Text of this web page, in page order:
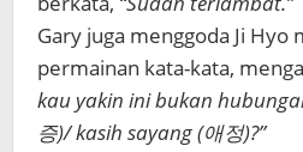
Gary juga menggoda Ji Hyo
permainan kata-kata,
kau yakin ini bukan
증)/ kasih sayang (애정)?”